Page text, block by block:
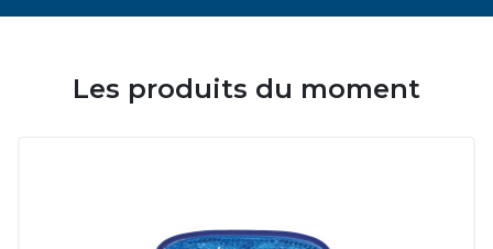
Les produits du moment